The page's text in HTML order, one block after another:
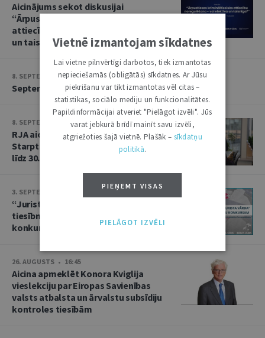
Aicinājums sekot diskusijai
“Ārpustiesas krimināltiesisko
attiecību noregulēšana – vai efektīva
un taisnīga?”
8. SEPTEMBRIS • 13:14
Septembra saruna par starptautiskajām tiesībām
8. SEPTEMBRIS • 13:13
RJA aicina iesniegt rakstus Baltijas
Starptautisko tiesību gadagrāmatai
līdz 30. septembrim
3. SEPTEMBRIS • 16:01
“Jurista Vārds” aicina jaunos
tiesībniekus pieteikties ikgadējam
konkursam!
26. AUGUSTS • 16:45
Aicina apmeklēt Konora Kviglija
vieslekciju par Eiropas Savienības
valsts atbalsta un ārvalstu subsīdiju
kontroles tiesībām
Vietnē izmantojam sīkdatnes
Lai vietne pilnvērtīgi darbotos, tiek izmantotas
nepieciešamās (obligātās) sīkdatnes. Ar Jūsu
piekrišanu var tikt izmantotas vēl citas –
statistikas, sociālo mediju un funkcionalitātes.
Papildinformācijai atveriet "Pielāgot izvēli". Jūs
varat jebkurā brīdī mainīt savu izvēli,
atgriežoties šajā vietnē. Plašāk – sīkdatņu
politikā.
PIEŅEMT VISAS
PIELĀGOT IZVĒLI